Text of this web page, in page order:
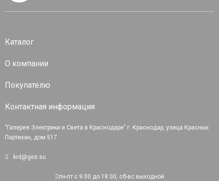
Каталог
О компании
Покупателю
Контактная информация
"Галерея Электрики и Света в Краснодаре" г. Краснодар, улица Красных
Партизан, дом 517
krd@ges.su
пн-пт с 9:00 до 18:00, сб-вс выходной